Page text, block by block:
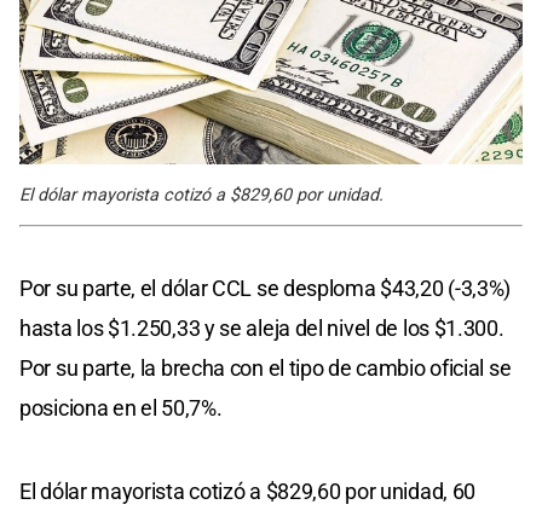
El dólar mayorista cotizó a $829,60 por unidad.
Por su parte, el dólar CCL se desploma $43,20 (-3,3%)
hasta los $1.250,33 y se aleja del nivel de los $1.300.
Por su parte, la brecha con el tipo de cambio oficial se
posiciona en el 50,7%.
El dólar mayorista cotizó a $829,60 por unidad, 60